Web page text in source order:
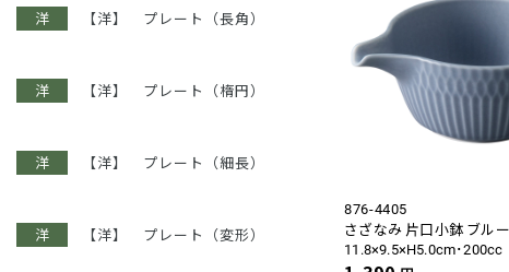
【洋】 プレート（長角）
【洋】 プレート（楕円）
【洋】 プレート（細長）
【洋】 プレート（変形）
876-4405
さざなみ 片口小鉢 ブル
11.8×9.5×H5.0cm･200cc